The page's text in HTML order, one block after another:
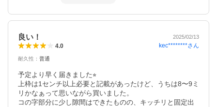
良い！ 2025/02/13
4.0 kec********さん
耐久性 ： 普通
予定より早く届きました⭐︎
上枠は1センチ以上必要と記載があったけど、うちは8〜9ミ
リかなぁって思いながら買いました。
コの字部分に少し隙間はできたものの、キッチリと固定出